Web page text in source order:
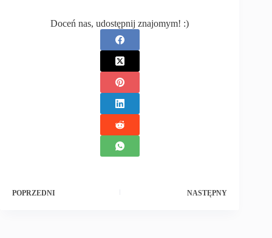
Doceń nas, udostępnij znajomym! :)
POPRZEDNI NASTĘPNY